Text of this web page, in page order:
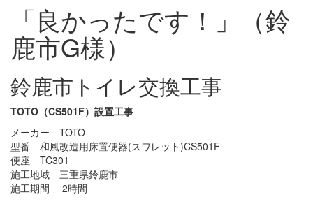
「良かったです！」（鈴
鹿市G様）
鈴鹿市トイレ交換工事
TOTO（CS501F）設置工事
メーカー TOTO
型番 和風改造用床置便器(スワレット)CS501F
便座 TC301
施工地域 三重県鈴鹿市
施工期間 2時間